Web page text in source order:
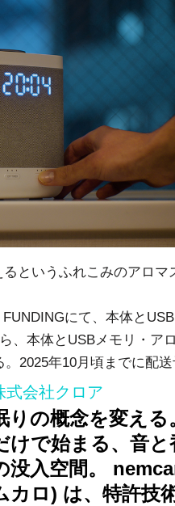
というふれこみのアロマ
にて、本体と
、本体とUSBメモリ・ア
2025年10月頃までに配送
式会社クロア
りの概念を変える
けで始まる、音と
没入空間。
カロ) は、特許技